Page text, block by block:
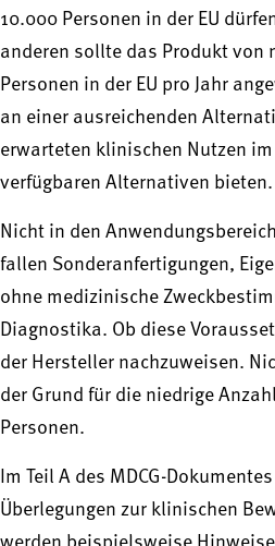
10.000 Personen in der EU
anderen sollte das Produkt von
Personen in der EU pro Jahr
an einer ausreichenden
erwarteten klinischen Nutzen im
verfügbaren Alternativen bieten.
Nicht in den
fallen Sonderanfertigungen,
ohne medizinische
Diagnostika. Ob diese
der Hersteller nachzuweisen.
der Grund für die niedrige
Personen.
Im Teil A des MDCG-
Überlegungen zur klinischen